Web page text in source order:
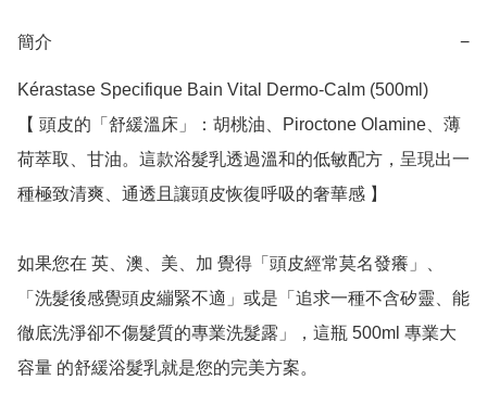
簡介 −
Kérastase Specifique Bain Vital Dermo-Calm (500ml)
【 頭皮的「舒緩溫床」：胡桃油、Piroctone Olamine、薄
荷萃取、甘油。這款浴髮乳透過溫和的低敏配方，呈現出一
種極致清爽、通透且讓頭皮恢復呼吸的奢華感 】
如果您在 英、澳、美、加 覺得「頭皮經常莫名發癢」、
「洗髮後感覺頭皮繃緊不適」或是「追求一種不含矽靈、能
徹底洗淨卻不傷髮質的專業洗髮露」，這瓶 500ml 專業大
容量 的舒緩浴髮乳就是您的完美方案。